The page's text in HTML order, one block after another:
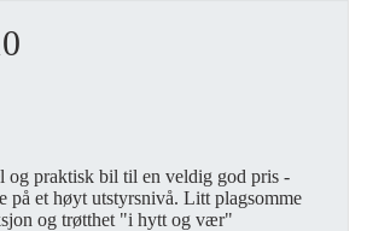
og praktisk bil til en veldig god pris -
på et høyt utstyrsnivå. Litt plagsomme
og trøtthet "i hytt og vær"